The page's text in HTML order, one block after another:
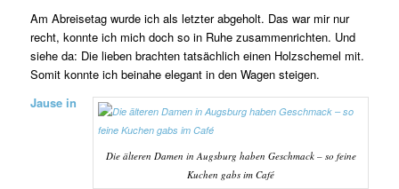
Am Abreisetag wurde ich als letzter abgeholt. Das war mir nur
recht, konnte ich mich doch so in Ruhe zusammenrichten. Und
siehe da: Die lieben brachten tatsächlich einen Holzschemel mit.
Somit konnte ich beinahe elegant in den Wagen steigen.
Die älteren Damen in Augsburg haben Geschmack – so feine
Kuchen gabs im Café
Jause in